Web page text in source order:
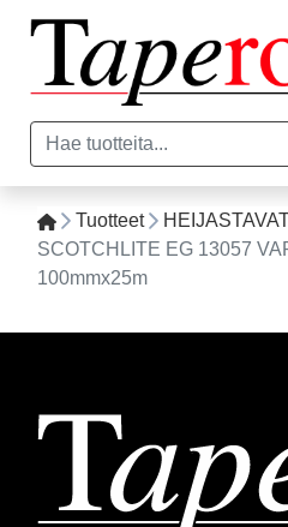
Tuotteet
SCOTCHLITE EG 13057
100mmx25m